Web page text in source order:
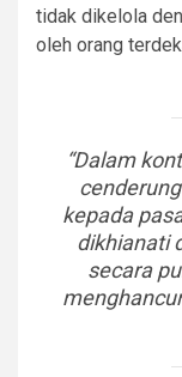
tidak dikelola
oleh orang
“Dalam
kepada
dikhianati
secara